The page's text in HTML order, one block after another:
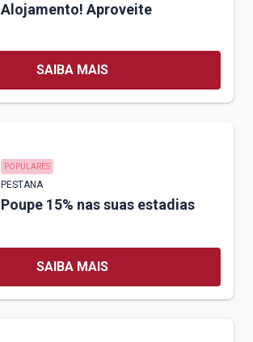
Alojamento! Aproveite
SAIBA MAIS
POPULARES
PESTANA
Poupe 15% nas suas estadias
SAIBA MAIS